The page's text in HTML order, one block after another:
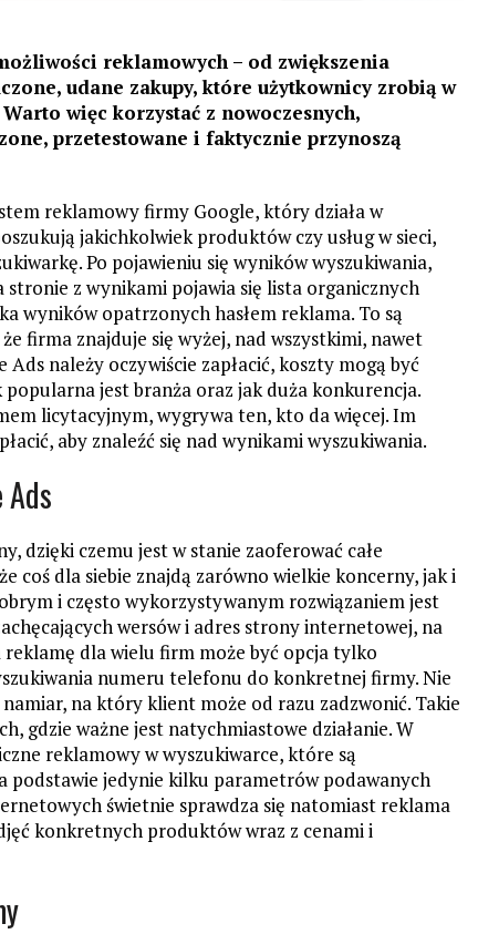
reklamowych – od zwiększenia
udane zakupy, które użytkownicy zrobią w
więc korzystać z nowoczesnych,
przetestowane i faktycznie przynoszą
reklamowy firmy Google, który działa w
jakichkolwiek produktów czy usług w sieci,
Po pojawieniu się wyników wyszukiwania,
z wynikami pojawia się lista organicznych
wyników opatrzonych hasłem reklama. To są
firma znajduje się wyżej, nad wszystkimi, nawet
należy oczywiście zapłacić, koszty mogą być
jest branża oraz jak duża konkurencja.
licytacyjnym, wygrywa ten, kto da więcej. Im
aby znaleźć się nad wynikami wyszukiwania.
dzięki czemu jest w stanie zaoferować całe
coś dla siebie znajdą zarówno wielkie koncerny, jak i
i często wykorzystywanym rozwiązaniem jest
wersów i adres strony internetowej, na
dla wielu firm może być opcja tylko
numeru telefonu do konkretnej firmy. Nie
na który klient może od razu zadzwonić. Takie
gdzie ważne jest natychmiastowe działanie. W
reklamowy w wyszukiwarce, które są
podstawie jedynie kilku parametrów podawanych
świetnie sprawdza się natomiast reklama
konkretnych produktów wraz z cenami i